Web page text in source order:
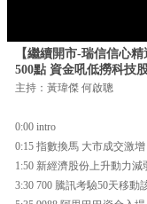
【繼續開市-瑞信信心
500點 資金吼低撈科技
主持：黃瑋傑 何啟聰
0:00 intro
0:15 指數換馬 大市成交激
1:50 新經濟股份上升動力減
3:30 700 騰訊考驗50天移